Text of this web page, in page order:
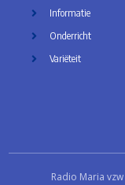
Informatie
Onderricht
Variëteit
Radio Maria